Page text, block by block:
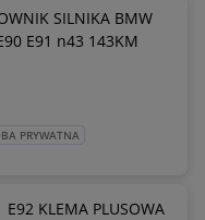
SILNIKA BMW
E91 n43 143KM
PRYWATNA
KLEMA PLUSOWA